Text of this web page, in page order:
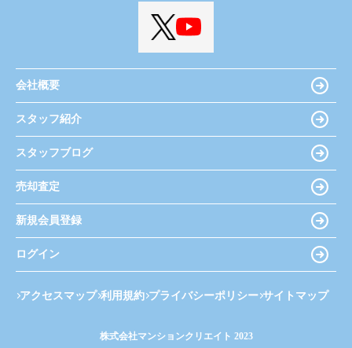
会社概要
スタッフ紹介
スタッフブログ
売却査定
新規会員登録
ログイン
アクセスマップ 利用規約 プライバシーポリシー サイトマップ
株式会社マンションクリエイト 2023